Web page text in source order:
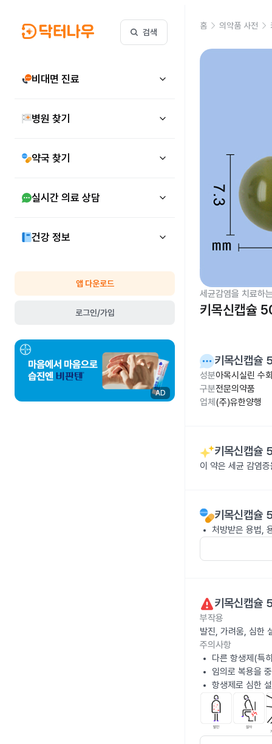
검색
비대면 진료
병원 찾기
약국 찾기
실시간 의료 상담
건강 정보
앱 다운로드
로그인/가입
AD
홈 의약품 사전
세균감염을 치료하
키목신캡슐
키목신캡
성분아목시실린 수
구분전문의약품
업체 (주)유한양행
키목신캡
이 약은 세균 감염
키목신캡
처방받은 용법,
키목신캡
부작용
발진, 가려움, 심한
주의사항
다른 항생제(특
임의로 복용을
항생제로 심한